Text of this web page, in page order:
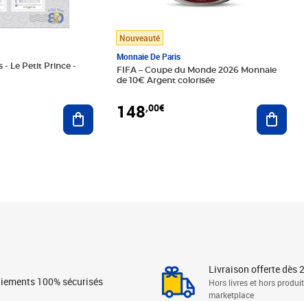
- Le Petit Prince -
Ajouter au panier
Nouveauté
Monnaie De Paris
FIFA – Coupe du Monde 2026 Monnaie
de 10€ Argent colorisée
148,00€
100% sécurisés
Livraison offerte dès
Hors livres et hors
marketplace